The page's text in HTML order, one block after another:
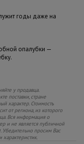
годы даже на
опалубки —
у продавца.
поставки, стране
характер. Стоимость
от региона, из которого
Вся информация о
и не является публичной
Убедительно просим Вас